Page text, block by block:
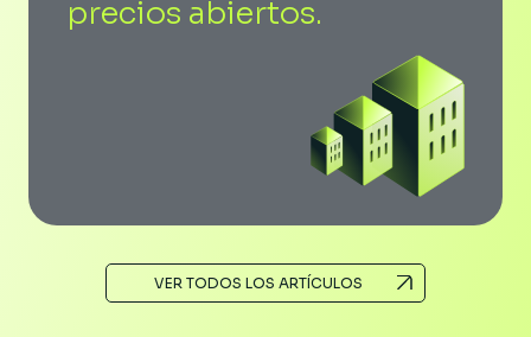
precios abiertos.
VER TODOS LOS ARTÍCULOS